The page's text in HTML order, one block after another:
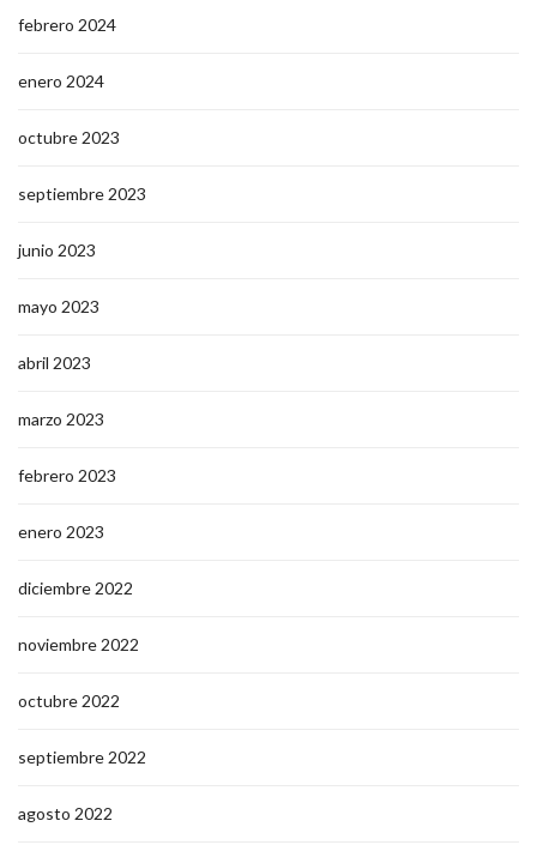
febrero 2024
enero 2024
octubre 2023
septiembre 2023
junio 2023
mayo 2023
abril 2023
marzo 2023
febrero 2023
enero 2023
diciembre 2022
noviembre 2022
octubre 2022
septiembre 2022
agosto 2022